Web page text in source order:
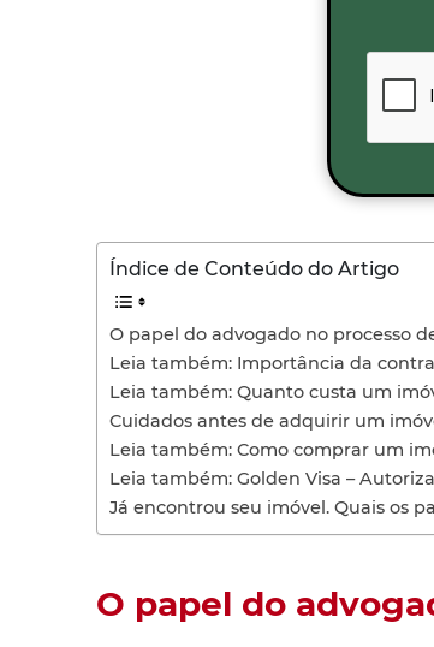
Índice de Conteúdo do Artigo
O papel do advogado no processo
Leia também: Importância da
Leia também: Quanto custa um
Cuidados antes de adquirir um
Leia também: Como comprar um
Leia também: Golden Visa –
Já encontrou seu imóvel. Quais os
O papel do